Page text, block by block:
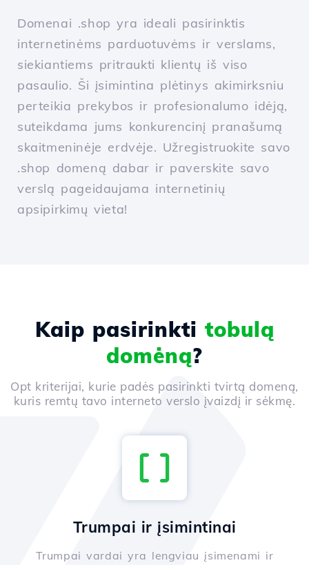
Domenai .shop yra ideali pasirinktis
internetinėms parduotuvėms ir verslams,
siekiantiems pritraukti klientų iš viso
pasaulio. Ši įsimintina plėtinys akimirksniu
perteikia prekybos ir profesionalumo idėją,
suteikdama jums konkurencinį pranašumą
skaitmeninėje erdvėje. Užregistruokite savo
.shop domeną dabar ir paverskite savo
verslą pageidaujama internetinių
apsipirkimų vieta!
Kaip pasirinkti tobulą
domėną?
Opt kriterijai, kurie padės pasirinkti tvirtą domeną,
kuris remtų tavo interneto verslo įvaizdį ir sėkmę.
Trumpai ir įsimintinai
Trumpai vardai yra lengviau įsimenami ir